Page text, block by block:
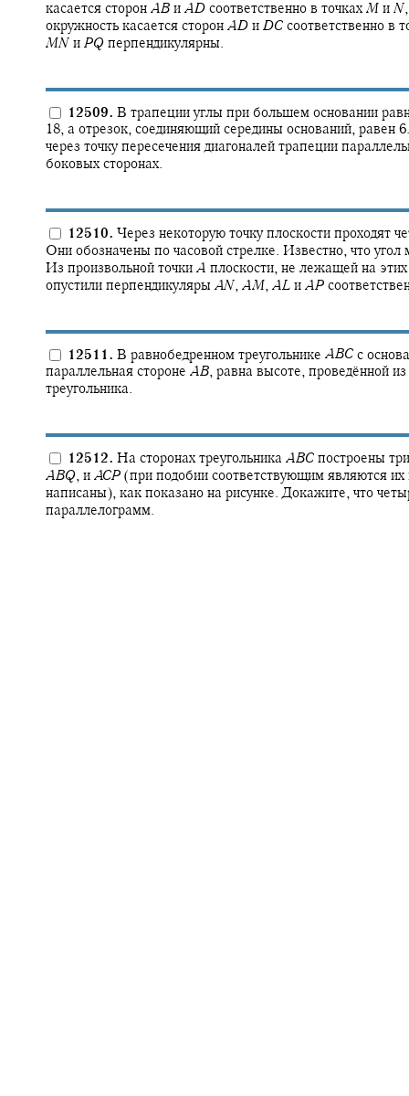
касается сторон AB и AD соответственно в точках M и N,
окружность касается сторон AD и DC соответственно в
MN и PQ перпендикулярны.
12509. В трапеции углы при большем основании
18, а отрезок, соединяющий середины оснований, равен
через точку пересечения диагоналей трапеции
боковых сторонах.
12510. Через некоторую точку плоскости проходят
Они обозначены по часовой стрелке. Известно, что
Из произвольной точки A плоскости, не лежащей на
опустили перпендикуляры AN, AM, AL и AP
12511. В равнобедренном треугольнике ABC с
параллельная стороне AB, равна высоте, проведённой
треугольника.
12512. На сторонах треугольника ABC построены
ABQ, и ACP (при подобии соответствующим являются
написаны), как показано на рисунке. Докажите, что
параллелограмм.